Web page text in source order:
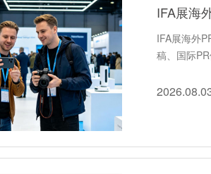
IFA展海外
稿、国际